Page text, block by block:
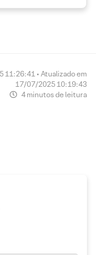
11:26:41 • Atualizado em
17/07/2025 10:19:43
4 minutos de leitura